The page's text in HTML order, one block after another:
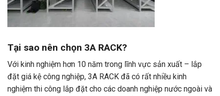
Tại sao nên chọn 3A RACK?
Với kinh nghiệm hơn 10 năm trong lĩnh vực sản xuất – lắp
đặt giá kệ công nghiệp, 3A RACK đã có rất nhiều kinh
nghiệm thi công lắp đặt cho các doanh nghiệp nước ngoài và